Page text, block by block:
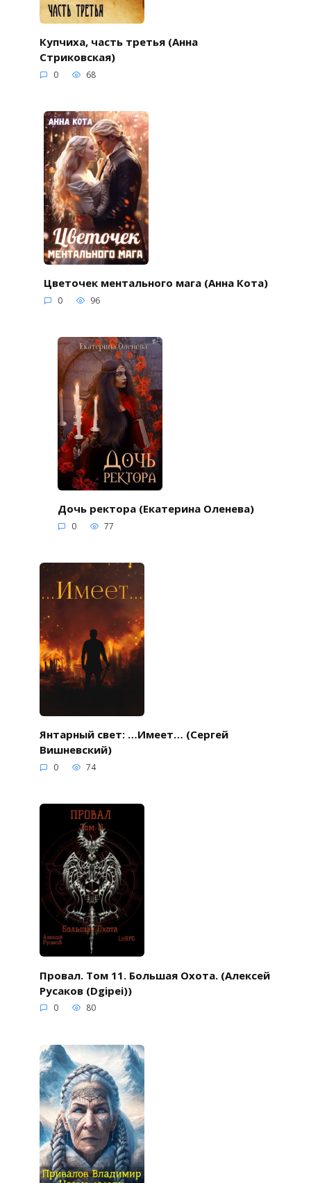
Купчиха, часть третья (Анна
Стриковская)
0 68
Цветочек ментального мага (Анна Кота)
0 96
Дочь ректора (Екатерина Оленева)
0 77
Янтарный свет: …Имеет… (Сергей
Вишневский)
0 74
Провал. Том 11. Большая Охота. (Алексей
Русаков (Dgipei))
0 80